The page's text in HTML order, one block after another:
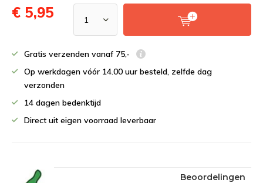
€ 5,95
Gratis verzenden vanaf 75,-
Op werkdagen vóór 14.00 uur besteld, zelfde dag
verzonden
14 dagen bedenktijd
Direct uit eigen voorraad leverbaar
Beoordelingen